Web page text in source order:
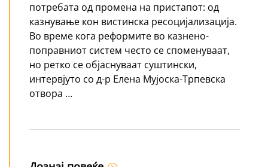
потребата од промена на пристапот: од
казнување кон вистинска ресоцијализација.
Во време кога реформите во казнено-
поправниот систем често се споменуваат,
но ретко се објаснуваат суштински,
интервјуто со д-р Елена Мујоска-Трпевска
отвора …